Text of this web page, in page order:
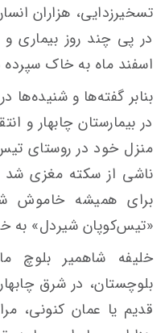
تسخیرزدایی، هزاران
اسفند ماه به خاک
بنابر گفته‌ها و شنیده‌ها
در بیمارستان چابهار و
منزل خود در روستای
برای همیشه خاموش
«تیس‌کوپان شیردل» به
خلیفه شاهمیر بلوچ
بلوچستان، در شرق
قدیم یا عمان کنونی،